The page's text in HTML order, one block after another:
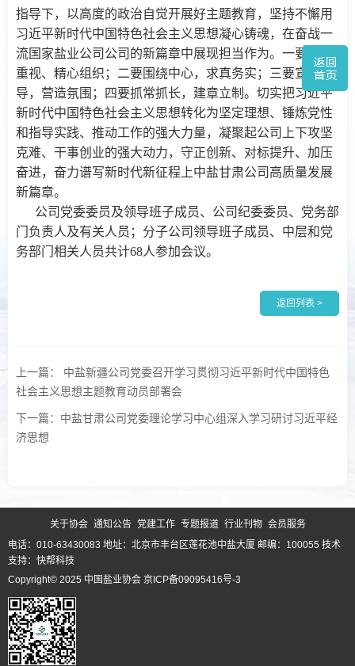
指导下，以高度的政治自觉开展好主题教育，坚持不懈用
习近平新时代中国特色社会主义思想凝心铸魂，在奋战一
流国家盐业公司公司的新篇章中展现担当作为。一要高度
重视、精心组织；二要围绕中心，求真务实；三要宣传引
导，营造氛围；四要抓常抓长，建章立制。切实把习近平
新时代中国特色社会主义思想转化为坚定理想、锤炼党性
和指导实践、推动工作的强大力量，凝聚起公司上下攻坚
克难、干事创业的强大动力，守正创新、对标提升、加压
奋进，奋力谱写新时代新征程上中盐甘肃公司高质量发展
新篇章。
公司党委委员及领导班子成员、公司纪委委员、党务部
门负责人及有关人员；分子公司领导班子成员、中层和党
务部门相关人员共计68人参加会议。
返回列表 >
上一篇： 中盐新疆公司党委召开学习贯彻习近平新时代中国特色
社会主义思想主题教育动员部署会
下一篇：中盐甘肃公司党委理论学习中心组深入学习研讨习近平经
济思想
关于协会 通知公告 党建工作 专题报道 行业刊物 会员服务
电话：010-63430083 地址：北京市丰台区莲花池中盐大厦 邮编：100055 技术
支持：快帮科技
Copyright© 2025 中国盐业协会 京ICP备09095416号-3